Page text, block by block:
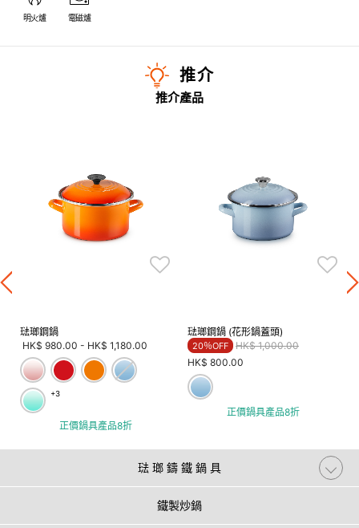
明火爐 電磁爐
推介
推介產品
琺瑯鋼鍋
HK$ 980.00 - HK$ 1,180.00
+3
正價鍋具產品8折
琺瑯鋼鍋 (花形鍋蓋頭)
20％OFF Price reduced from
HK$ 1,000.00to
HK$ 800.00
正價鍋具產品8折
琺 瑯 鑄 鐵 鍋 具
鐵製炒鍋